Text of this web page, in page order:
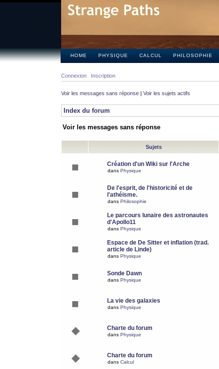
HOME PHYSIQUE CALCUL PHILOSOPHIE
Connexion Inscription
Voir les messages sans réponse | Voir les sujets actifs
Index du forum
Voir les messages sans réponse
Sujets
Création d'un Wiki sur l'Arche
dans Physique
De l'esprit, de l'historicité et de
l'athéisme.
dans Philosophie
Le parcours lunaire des astronautes
d'Apollo11
dans Physique
Espace de De Sitter et inflation (trad.
article de Linde)
dans Physique
Sonde Dawn
dans Physique
La vie des galaxies
dans Physique
Charte du forum
dans Physique
Charte du forum
dans Calcul